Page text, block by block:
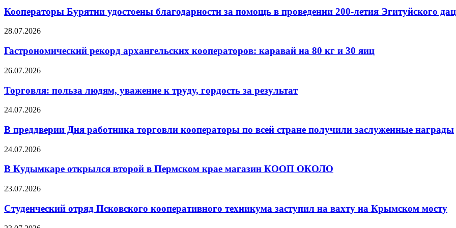
Кооператоры Бурятии удостоены благодарности за помощь в проведении 200-летия Эгитуйского
28.07.2026
Гастрономический рекорд архангельских кооператоров: каравай на 80 кг и 30 яиц
26.07.2026
Торговля: польза людям, уважение к труду, гордость за результат
24.07.2026
В преддверии Дня работника торговли кооператоры по всей стране получили заслуженные награды
24.07.2026
В Кудымкаре открылся второй в Пермском крае магазин КООП ОКОЛО
23.07.2026
Студенческий отряд Псковского кооперативного техникума заступил на вахту на Крымском мосту